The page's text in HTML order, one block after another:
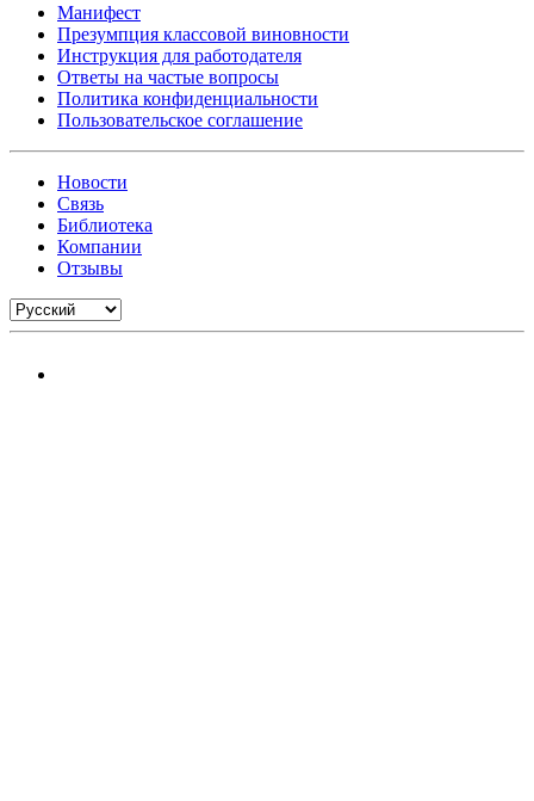
Манифест
Презумпция классовой виновности
Инструкция для работодателя
Ответы на частые вопросы
Политика конфиденциальности
Пользовательское соглашение
Новости
Связь
Библиотека
Компании
Отзывы